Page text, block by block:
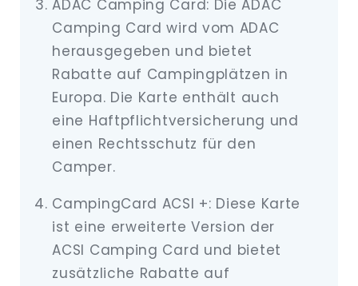
ADAC Camping Card: Die ADAC
Camping Card wird vom ADAC
herausgegeben und bietet
Rabatte auf Campingplätzen in
Europa. Die Karte enthält auch
eine Haftpflichtversicherung und
einen Rechtsschutz für den
Camper.
CampingCard ACSI +: Diese Karte
ist eine erweiterte Version der
ACSI Camping Card und bietet
zusätzliche Rabatte auf